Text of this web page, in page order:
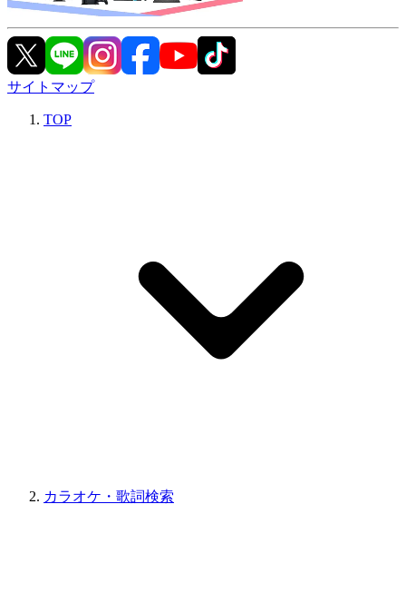
サイトマップ
TOP
カラオケ・歌詞検索